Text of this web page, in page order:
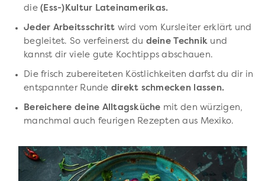
die(Ess-)Kultur Lateinamerikas.
Jeder Arbeitsschritt wird vom Kursleiter erklärt und
begleitet. So verfeinerst du deine Technik und
kannst dir viele gute Kochtipps abschauen.
Die frisch zubereiteten Köstlichkeiten darfst du dir in
entspannter Runde direkt schmecken lassen.
Bereichere deine Alltagsküche mit den würzigen,
manchmal auch feurigen Rezepten aus Mexiko.